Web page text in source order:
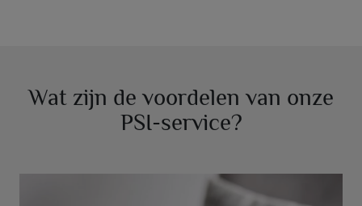
Wat zijn de voordelen van onze
PSI-service?